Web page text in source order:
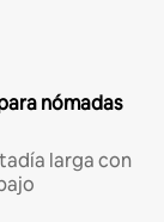
nómadas
larga con